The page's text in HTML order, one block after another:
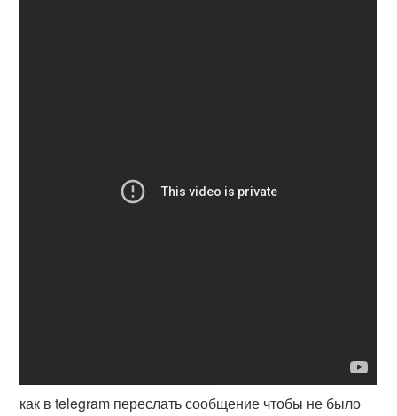
как в telegram переслать сообщение чтобы не было